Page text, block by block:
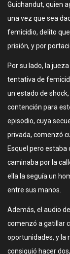
Guichandut, quien
una vez que sea
femicidio, delito
prisión, y por
Por su lado, la
tentativa de
un estado de
contención para
episodio, cuya
privada, comenzó
Esquel pero estaba
caminaba por la
ella la seguía un
entre sus manos.
Además, el audio
comenzó a gatillar
oportunidades, y la
consiguió hacer